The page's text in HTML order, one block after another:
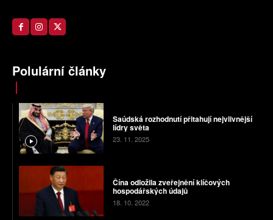
Polulární články
Saúdská rozhodnutí přitahují nejvlivnější
lídry světa
23. 11. 2025
Čína odložila zveřejnění klíčových
hospodářských údajů
18. 10. 2022